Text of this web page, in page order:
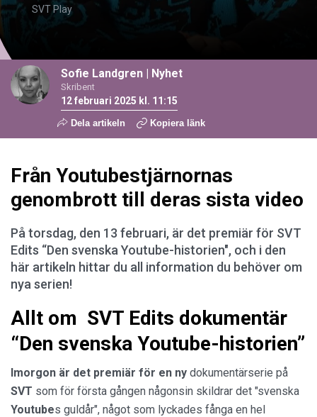
SVT Play
Sofie Landgren | Nyhet
Skribent
12 februari 2025 kl. 11:15
Dela artikeln Kopiera länk
Från Youtubestjärnornas
genombrott till deras sista video
På torsdag, den 13 februari, är det premiär för SVT
Edits “Den svenska Youtube-historien", och i den
här artikeln hittar du all information du behöver om
nya serien!
Allt om SVT Edits dokumentär
“Den svenska Youtube-historien”
Imorgon är det premiär för en ny dokumentärserie på
SVT som för första gången någonsin skildrar det "svenska
Youtubes guldår", något som lyckades fånga en hel